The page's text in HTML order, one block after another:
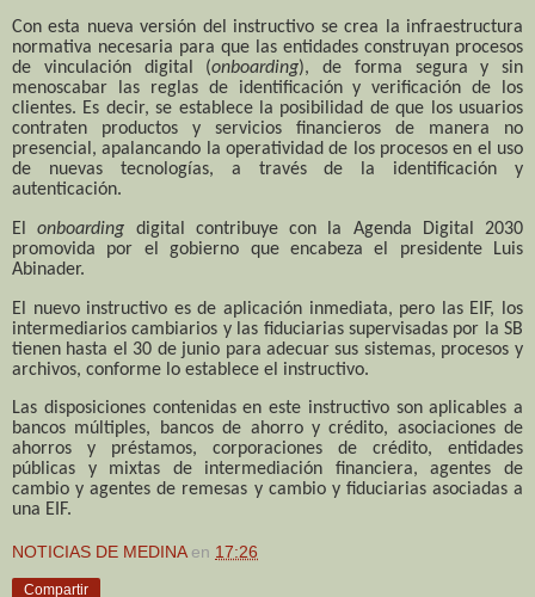
Con esta nueva versión del instructivo se crea la infraestructura
normativa necesaria para que las entidades construyan procesos
de vinculación digital (onboarding), de forma segura y sin
menoscabar las reglas de identificación y verificación de los
clientes. Es decir, se establece la posibilidad de que los usuarios
contraten productos y servicios financieros de manera no
presencial, apalancando la operatividad de los procesos en el uso
de nuevas tecnologías, a través de la identificación y
autenticación.
Elonboarding digital contribuye con la Agenda Digital 2030
promovida por el gobierno que encabeza el presidente Luis
Abinader.
El nuevo instructivo es de aplicación inmediata, pero las EIF, los
intermediarios cambiarios y las fiduciarias supervisadas por la SB
tienen hasta el 30 de junio para adecuar sus sistemas, procesos y
archivos, conforme lo establece el instructivo.
Las disposiciones contenidas en este instructivo son aplicables a
bancos múltiples, bancos de ahorro y crédito, asociaciones de
ahorros y préstamos, corporaciones de crédito, entidades
públicas y mixtas de intermediación financiera, agentes de
cambio y agentes de remesas y cambio y fiduciarias asociadas a
una EIF.
NOTICIAS DE MEDINA en 17:26
Compartir